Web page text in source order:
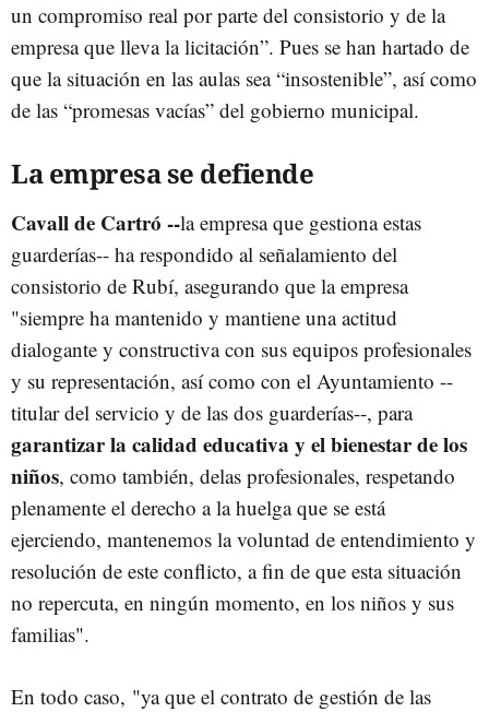
un compromiso real por parte del consistorio y de la
empresa que lleva la licitación”. Pues se han hartado de
que la situación en las aulas sea “insostenible”, así como
de las “promesas vacías” del gobierno municipal.
La empresa se defiende
Cavall de Cartró --la empresa que gestiona estas
guarderías-- ha respondido al señalamiento del
consistorio de Rubí, asegurando que la empresa
"siempre ha mantenido y mantiene una actitud
dialogante y constructiva con sus equipos profesionales
y su representación, así como con el Ayuntamiento --
titular del servicio y de las dos guarderías--, para
garantizar la calidad educativa y el bienestar de los
niños, como también, delas profesionales, respetando
plenamente el derecho a la huelga que se está
ejerciendo, mantenemos la voluntad de entendimiento y
resolución de este conflicto, a fin de que esta situación
no repercuta, en ningún momento, en los niños y sus
familias".
En todo caso, "ya que el contrato de gestión de las